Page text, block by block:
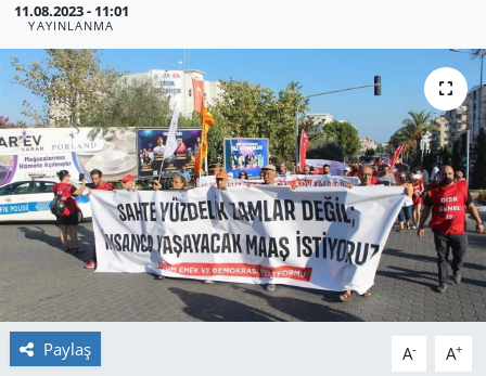
11.08.2023 - 11:01
YAYINLANMA
Paylaş A- A+
GÜNDEM
HABERDE İNSAN
KÜLTÜR SANAT
MAGAZİN
POLİTİKA
RESMİ İLANLAR
SAĞLIK